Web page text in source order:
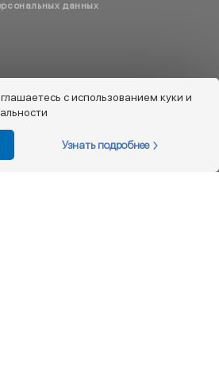
данных
с использованием куки и
Узнать подробнее